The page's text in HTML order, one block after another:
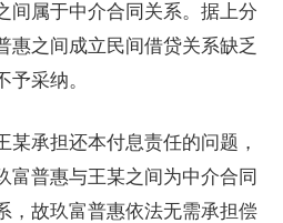
间属于中介合同关系。据上分
惠之间成立民间借贷关系缺乏
采纳。
某承担还本付息责任的问题，
富普惠与王某之间为中介合同
，故玖富普惠依法无需承担偿